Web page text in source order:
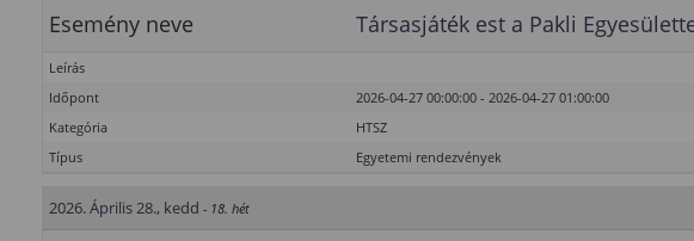
Esemény neve Társasjáték est a Pakli
Leírás
Időpont
2026-04-27 00:00:00 - 2026-04-27 01:00:00
Kategória
HTSZ
Típus
Egyetemi rendezvények
2026. Április 28., kedd - 18. hét